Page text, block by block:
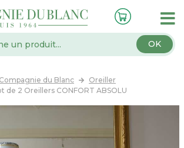
OK
du Blanc
Oreiller
de 2 Oreillers CONFORT ABSOLU